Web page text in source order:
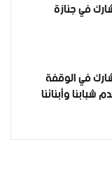
في جنازة
في الوقفة
شبابنا وأبنائنا